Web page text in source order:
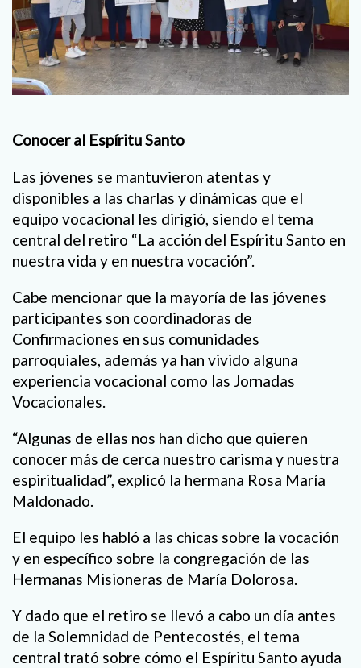
Conocer al Espíritu Santo
Las jóvenes se mantuvieron atentas y
disponibles a las charlas y dinámicas que el
equipo vocacional les dirigió, siendo el tema
central del retiro “La acción del Espíritu Santo en
nuestra vida y en nuestra vocación”.
Cabe mencionar que la mayoría de las jóvenes
participantes son coordinadoras de
Confirmaciones en sus comunidades
parroquiales, además ya han vivido alguna
experiencia vocacional como las Jornadas
Vocacionales.
“Algunas de ellas nos han dicho que quieren
conocer más de cerca nuestro carisma y nuestra
espiritualidad”, explicó la hermana Rosa María
Maldonado.
El equipo les habló a las chicas sobre la vocación
y en específico sobre la congregación de las
Hermanas Misioneras de María Dolorosa.
Y dado que el retiro se llevó a cabo un día antes
de la Solemnidad de Pentecostés, el tema
central trató sobre cómo el Espíritu Santo ayuda